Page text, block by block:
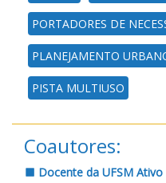
PORTADORES DE
PLANEJAMENTO
PISTA MULTIUSO
Coautores:
Docente da UFSM Ativo